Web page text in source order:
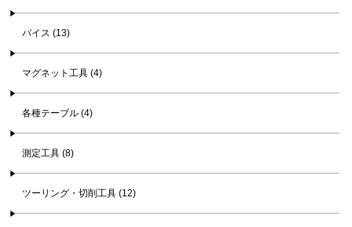
バイス (13)
マグネット工具 (4)
各種テーブル (4)
測定工具 (8)
ツーリング・切削工具 (12)